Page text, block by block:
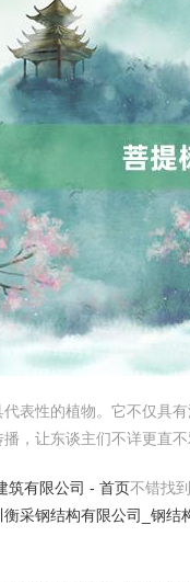
表性的植物。它不仅具
，让东谈主们不详更直不
筑有限公司 - 首页不错找
衡采钢结构有限公司_钢结